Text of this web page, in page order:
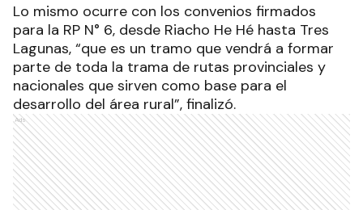
Lo mismo ocurre con los convenios firmados
para la RP N° 6, desde Riacho He Hé hasta Tres
Lagunas, “que es un tramo que vendrá a formar
parte de toda la trama de rutas provinciales y
nacionales que sirven como base para el
desarrollo del área rural”, finalizó.
Ads